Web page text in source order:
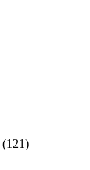
(121)